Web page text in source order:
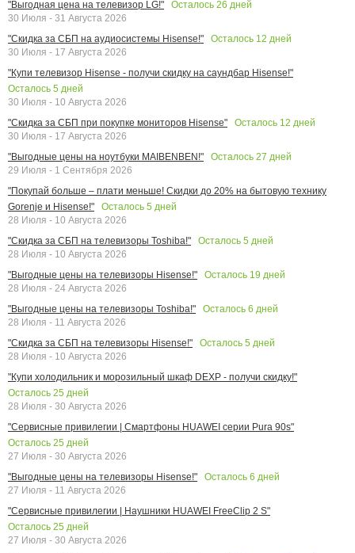
"Выгодная цена на телевизор LG!"
Осталось 26 дней
30 Июля - 31 Августа 2026
"Скидка за СБП на аудиосистемы Hisense!"
Осталось 12 дней
30 Июля - 17 Августа 2026
"Купи телевизор Hisense - получи скидку на саундбар Hisense!"
Осталось 5 дней
30 Июля - 10 Августа 2026
"Скидка за СБП при покупке мониторов Hisense"
Осталось 12 дней
30 Июля - 17 Августа 2026
"Выгодные цены на ноутбуки MAIBENBEN!"
Осталось 27 дней
29 Июля - 1 Сентября 2026
"Покупай больше – плати меньше! Скидки до 20% на бытовую технику
Gorenje и Hisense!"
Осталось 5 дней
28 Июля - 10 Августа 2026
"Скидка за СБП на телевизоры Toshiba!"
Осталось 5 дней
28 Июля - 10 Августа 2026
"Выгодные цены на телевизоры Hisense!"
Осталось 19 дней
28 Июля - 24 Августа 2026
"Выгодные цены на телевизоры Toshiba!"
Осталось 6 дней
28 Июля - 11 Августа 2026
"Скидка за СБП на телевизоры Hisense!"
Осталось 5 дней
28 Июля - 10 Августа 2026
"Купи холодильник и морозильный шкаф DEXP - получи скидку!"
Осталось 25 дней
28 Июля - 30 Августа 2026
"Сервисные привилегии | Смартфоны HUAWEI серии Pura 90s"
Осталось 25 дней
27 Июля - 30 Августа 2026
"Выгодные цены на телевизоры Hisense!"
Осталось 6 дней
27 Июля - 11 Августа 2026
"Сервисные привилегии | Наушники HUAWEI FreeClip 2 S"
Осталось 25 дней
27 Июля - 30 Августа 2026